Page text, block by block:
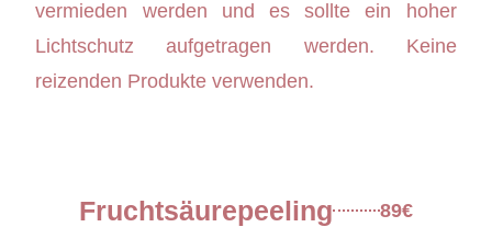
vermieden werden und es sollte ein hoher
Lichtschutz aufgetragen werden. Keine
reizenden Produkte verwenden.
Fruchtsäurepeeling 89€